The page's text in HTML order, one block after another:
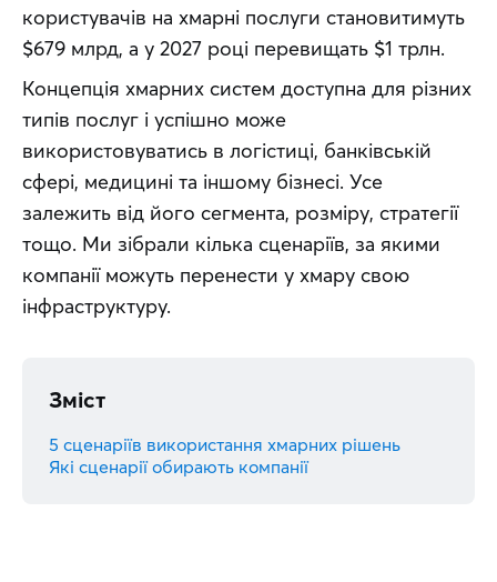
користувачів на хмарні послуги становитимуть
$679 млрд, а у 2027 році перевищать $1 трлн.
Концепція хмарних систем доступна для різних
типів послуг і успішно може
використовуватись в логістиці, банківській
сфері, медицині та іншому бізнесі. Усе
залежить від його сегмента, розміру, стратегії
тощо. Ми зібрали кілька сценаріїв, за якими
компанії можуть перенести у хмару свою
інфраструктуру.
Зміст
5 сценаріїв використання хмарних рішень
Які сценарії обирають компанії